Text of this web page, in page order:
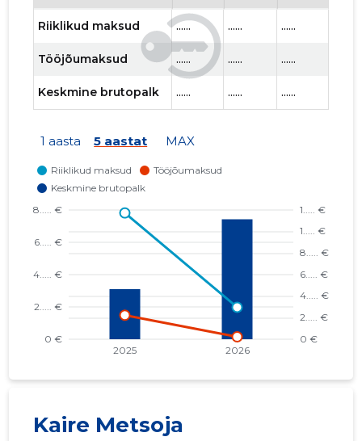
Riiklikud maksud ...... ...... ......
Tööjõumaksud ...... ...... ......
Keskmine brutopalk ...... ...... ......
1 aasta 5 aastat MAX
Kaire Metsoja